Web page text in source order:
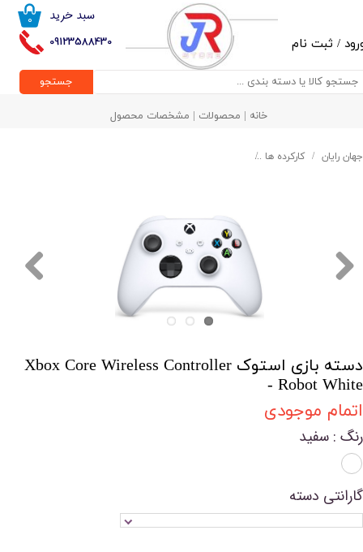
09123588430
۰ سبد خرید
/ ثبت نام
حساب کاربری من
تغییر گذر واژه
جستجو
خانه | محصولات | مشخصات محصول
جهان رایان کارکرده ها
دسته بازی استوک Xbox Core Wireless Controller
- Robot White
اتمام موجودی
رنگ : سفید
گارانتی دسته